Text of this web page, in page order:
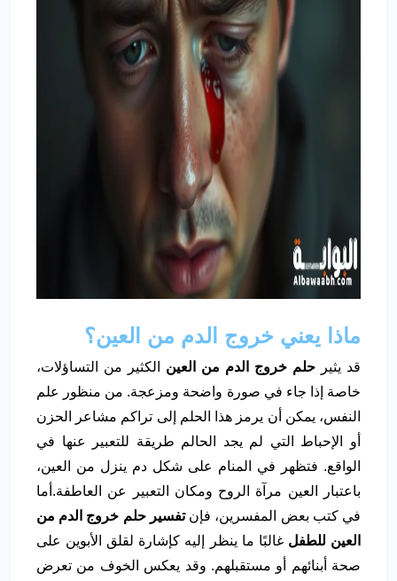
ماذا يعني خروج الدم من العين؟
قد يثير حلم خروج الدم من العين الكثير من التساؤلات،
خاصة إذا جاء في صورة واضحة ومزعجة. من منظور علم
النفس، يمكن أن يرمز هذا الحلم إلى تراكم مشاعر الحزن
أو الإحباط التي لم يجد الحالم طريقة للتعبير عنها في
الواقع. فتظهر في المنام على شكل دم ينزل من العين،
باعتبار العين مرآة الروح ومكان التعبير عن العاطفة.أما
في كتب بعض المفسرين، فإنتفسير حلم خروج الدم من
العين للطفل غالبًا ما ينظر إليه كإشارة لقلق الأبوين على
صحة أبنائهم أو مستقبلهم. وقد يعكس الخوف من تعرض